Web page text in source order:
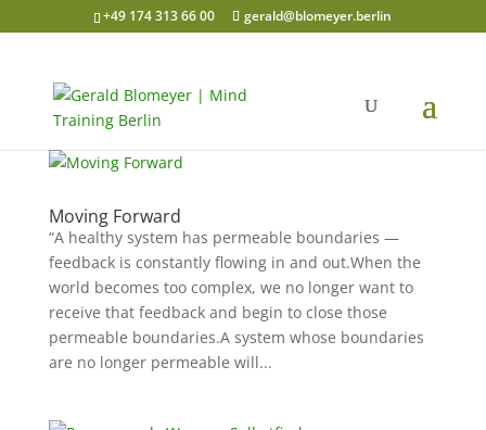
+49 174 313 66 00 gerald@blomeyer.berlin
Moving Forward
“A healthy system has permeable boundaries —
feedback is constantly flowing in and out.When the
world becomes too complex, we no longer want to
receive that feedback and begin to close those
permeable boundaries.A system whose boundaries
are no longer permeable will...